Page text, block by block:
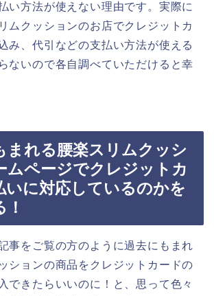
い方法が使えない理由です。実際に
ムクッションのお店でクレジットカ
み、代引などの支払い方法が使える
ないので各自調べていただけると幸
まれる腰楽スリムクッシ
ムページでクレジットカ
いに対応しているのかを
事をご覧の方のように過去にもまれ
ションの商品をクレジットカードの
できたらいいのに！と、思って色々